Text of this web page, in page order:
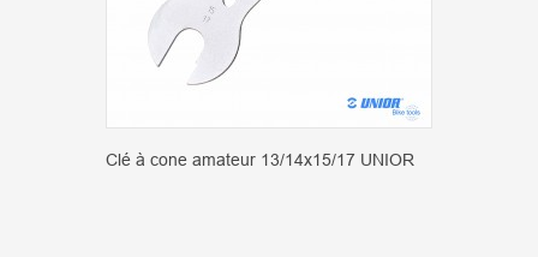
Clé à cone amateur 13/14x15/17 UNIOR